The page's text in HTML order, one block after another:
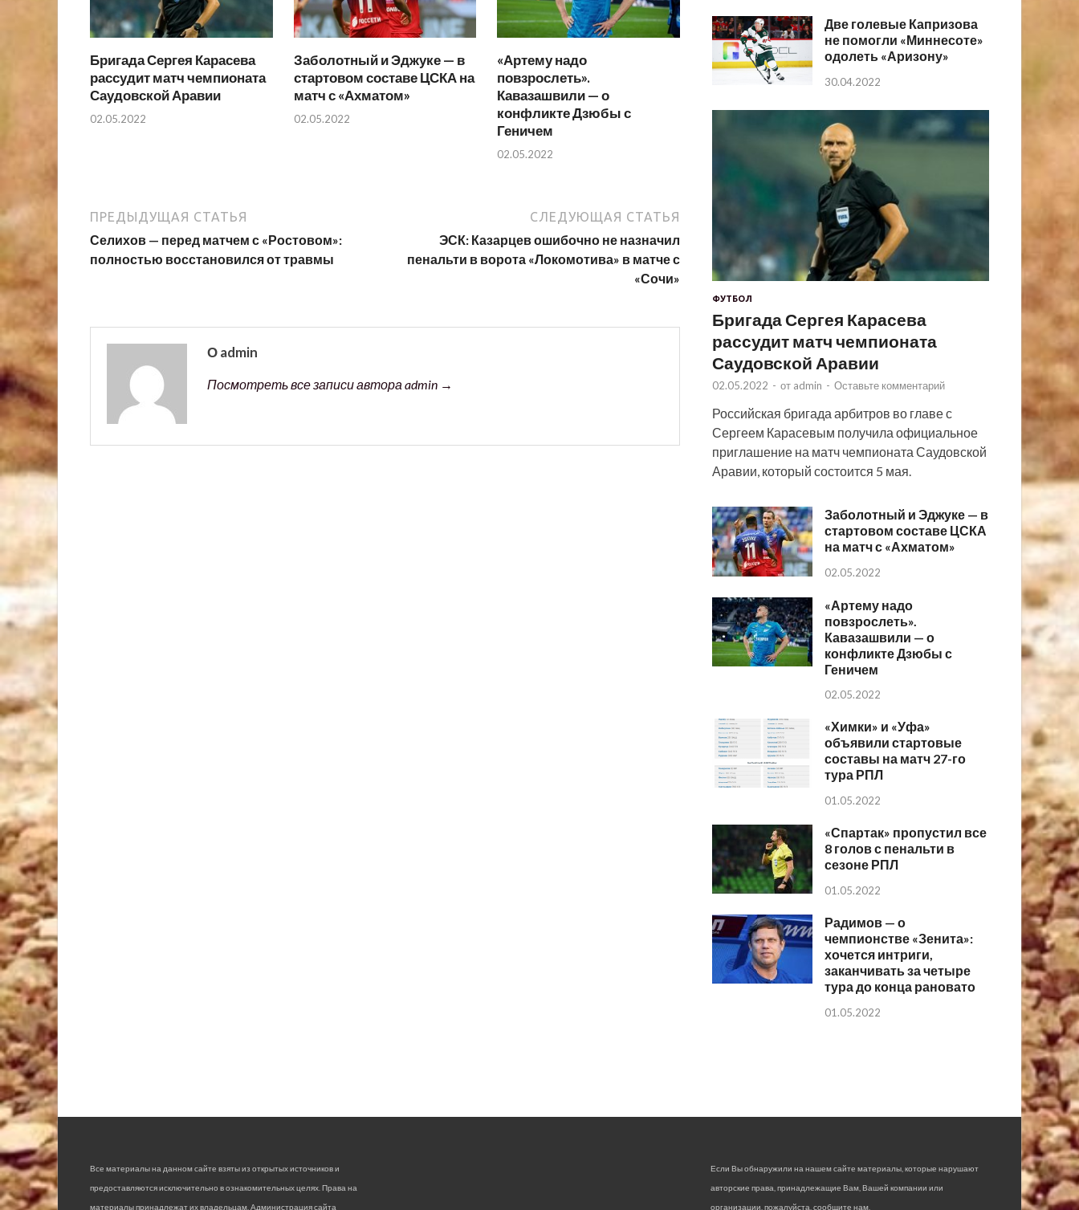
Бригада Сергея Карасева
рассудит матч чемпионата
Саудовской Аравии
02.05.2022
Заболотный и Эджуке — в
стартовом составе ЦСКА на
матч с «Ахматом»
02.05.2022
«Артему надо
повзрослеть».
Кавазашвили — о
конфликте Дзюбы с
Геничем
02.05.2022
ПРЕДЫДУЩАЯ СТАТЬЯ
Селихов — перед матчем с «Ростовом»:
полностью восстановился от травмы
СЛЕДУЮЩАЯ СТАТЬЯ
ЭСК: Казарцев ошибочно не назначил
пенальти в ворота «Локомотива» в матче с
«Сочи»
О admin
Посмотреть все записи автора admin →
Две голевые Капризова
не помогли «Миннесоте»
одолеть «Аризону»
30.04.2022
ФУТБОЛ
Бригада Сергея Карасева
рассудит матч чемпионата
Саудовской Аравии
02.05.2022 - от admin - Оставьте комментарий
Российская бригада арбитров во главе с
Сергеем Карасевым получила официальное
приглашение на матч чемпионата Саудовской
Аравии, который состоится 5 мая.
Заболотный и Эджуке — в
стартовом составе ЦСКА
на матч с «Ахматом»
02.05.2022
«Артему надо
повзрослеть».
Кавазашвили — о
конфликте Дзюбы с
Геничем
02.05.2022
«Химки» и «Уфа»
объявили стартовые
составы на матч 27-го
тура РПЛ
01.05.2022
«Спартак» пропустил все
8 голов с пенальти в
сезоне РПЛ
01.05.2022
Радимов — о
чемпионстве «Зенита»:
хочется интриги,
заканчивать за четыре
тура до конца рановато
01.05.2022
Все материалы на данном сайте взяты из открытых источников и
предоставляются исключительно в ознакомительных целях. Права на
материалы принадлежат их владельцам. Администрация сайта
Если Вы обнаружили на нашем сайте материалы, которые нарушают
авторские права, принадлежащие Вам, Вашей компании или
организации, пожалуйста, сообщите нам.